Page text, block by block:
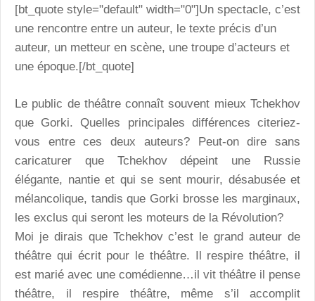
[bt_quote style="default" width="0"]Un spectacle, c’est
une rencontre entre un auteur, le texte précis d’un
auteur, un metteur en scène, une troupe d’acteurs et
une époque.[/bt_quote]
Le public de théâtre connaît souvent mieux Tchekhov
que Gorki. Quelles principales différences citeriez-
vous entre ces deux auteurs? Peut-on dire sans
caricaturer que Tchekhov dépeint une Russie
élégante, nantie et qui se sent mourir, désabusée et
mélancolique, tandis que Gorki brosse les marginaux,
les exclus qui seront les moteurs de la Révolution?
Moi je dirais que Tchekhov c’est le grand auteur de
théâtre qui écrit pour le théâtre. Il respire théâtre, il
est marié avec une comédienne…il vit théâtre il pense
théâtre, il respire théâtre, même s’il accomplit